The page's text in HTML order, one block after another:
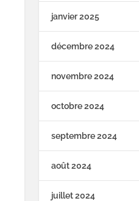
janvier 2025
décembre 2024
novembre 2024
octobre 2024
septembre 2024
août 2024
juillet 2024